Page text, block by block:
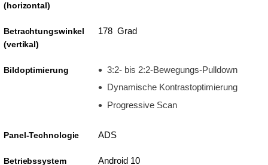
(horizontal)
Betrachtungswinkel
(vertikal)
178 Grad
Bildoptimierung
3:2- bis 2:2-Bewegungs-Pulldown
Dynamische Kontrastoptimierung
Progressive Scan
Panel-Technologie ADS
Betriebssystem Android 10